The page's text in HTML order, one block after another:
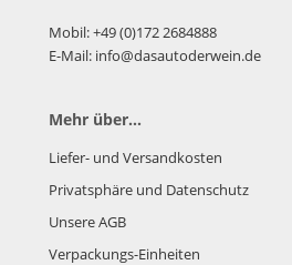
Mobil: +49 (0)172 2684888
E-Mail: info@dasautoderwein.de
Mehr über...
Liefer- und Versandkosten
Privatsphäre und Datenschutz
Unsere AGB
Verpackungs-Einheiten